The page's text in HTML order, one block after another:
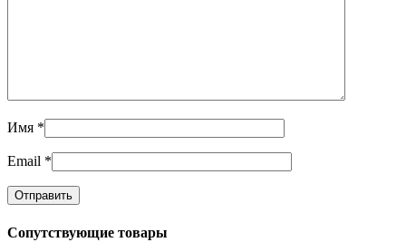
Имя *
Email *
Сопутствующие товары